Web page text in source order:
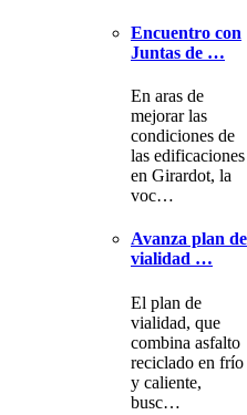
Encuentro con
Juntas de …
En aras de
mejorar las
condiciones de
las edificaciones
en Girardot, la
voc…
Avanza plan de
vialidad …
El plan de
vialidad, que
combina asfalto
reciclado en frío
y caliente,
busc…